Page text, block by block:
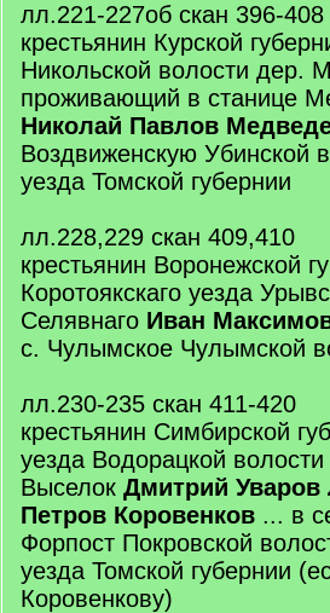
лл.221-227об скан 396-408
крестьянин Курской
Никольской волости дер.
проживающий в станице
Николай Павлов
Воздвиженскую Убинской
уезда Томской губернии
лл.228,229 скан 409,410
крестьянин Воронежской
Коротоякскаго уезда
Селявнаго Иван
с. Чулымское Чулымской
лл.230-235 скан 411-420
крестьянин Симбирской
уезда Водорацкой
Выселок Дмитрий Уваров
Петров Коровенков ... в
Форпост Покровской
уезда Томской губернии
Коровенкову)